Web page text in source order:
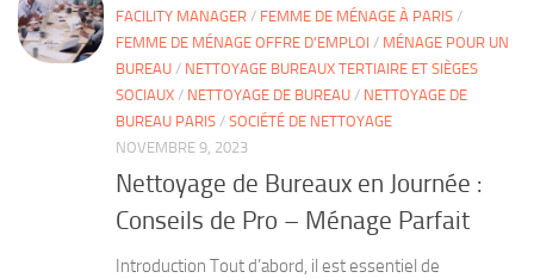
FACILITY MANAGER / FEMME DE MÉNAGE À PARIS /
FEMME DE MÉNAGE OFFRE D'EMPLOI / MÉNAGE POUR UN
BUREAU / NETTOYAGE BUREAUX TERTIAIRE ET SIÈGES
SOCIAUX / NETTOYAGE DE BUREAU / NETTOYAGE DE
BUREAU PARIS / SOCIÉTÉ DE NETTOYAGE
NOVEMBRE 9, 2023
Nettoyage de Bureaux en Journée :
Conseils de Pro – Ménage Parfait
Introduction Tout d’abord, il est essentiel de